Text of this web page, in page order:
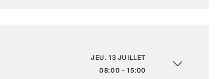
JEU. 13 JUILLET
08:00 - 15:00